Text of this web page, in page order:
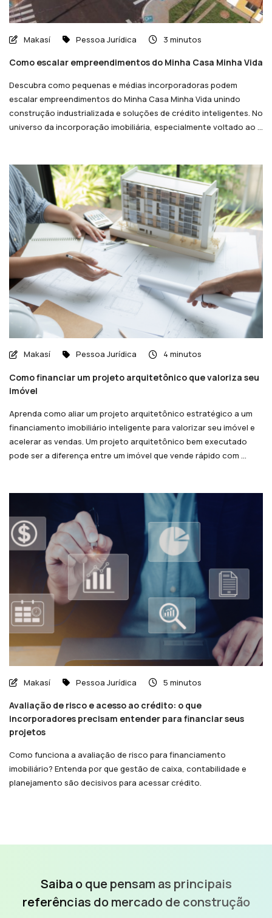
Makasí Pessoa Jurídica 3 minutos
Como escalar empreendimentos do Minha Casa Minha Vida
Descubra como pequenas e médias incorporadoras podem
escalar empreendimentos do Minha Casa Minha Vida unindo
construção industrializada e soluções de crédito inteligentes. No
universo da incorporação imobiliária, especialmente voltado ao ...
Makasí Pessoa Jurídica 4 minutos
Como financiar um projeto arquitetônico que valoriza seu
imóvel
Aprenda como aliar um projeto arquitetônico estratégico a um
financiamento imobiliário inteligente para valorizar seu imóvel e
acelerar as vendas. Um projeto arquitetônico bem executado
pode ser a diferença entre um imóvel que vende rápido com ...
Makasí Pessoa Jurídica 5 minutos
Avaliação de risco e acesso ao crédito: o que
incorporadores precisam entender para financiar seus
projetos
Como funciona a avaliação de risco para financiamento
imobiliário? Entenda por que gestão de caixa, contabilidade e
planejamento são decisivos para acessar crédito.
Saiba o que pensam as principais
referências domercado de construção